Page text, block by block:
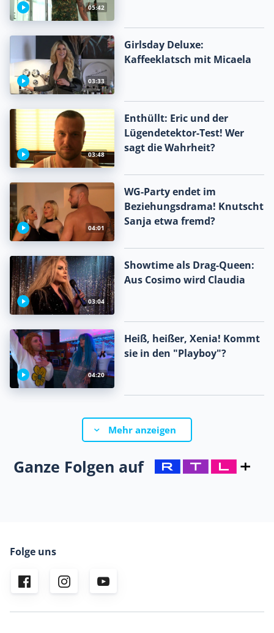
05:42
03:33
Girlsday Deluxe:
Kaffeeklatsch mit Micaela
03:48
Enthüllt: Eric und der
Lügendetektor-Test! Wer
sagt die Wahrheit?
04:01
WG-Party endet im
Beziehungsdrama! Knutscht
Sanja etwa fremd?
03:04
Showtime als Drag-Queen:
Aus Cosimo wird Claudia
04:20
Heiß, heißer, Xenia! Kommt
sie in den "Playboy"?
Mehr anzeigen
Ganze Folgen auf
Folge uns